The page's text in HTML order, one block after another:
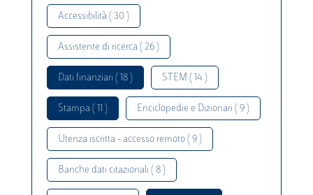
Accessibilità ( 30 )
Assistente di ricerca ( 26 )
Dati finanziari ( 18 ) STEM ( 14 )
Stampa ( 11 ) Enciclopedie e Dizionari ( 9 )
Utenza iscritta - accesso remoto ( 9 )
Banche dati citazionali ( 8 )